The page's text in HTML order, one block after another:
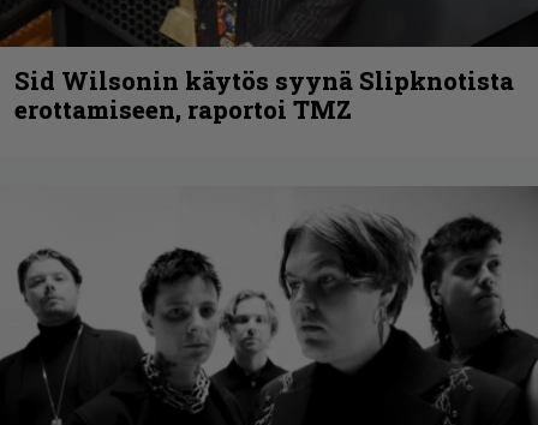
Sid Wilsonin käytös syynä Slipknotista
erottamiseen, raportoi TMZ